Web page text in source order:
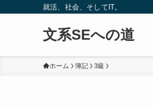
就活、社会、そしてIT。
文系SEへの道
ホーム 簿記 3級